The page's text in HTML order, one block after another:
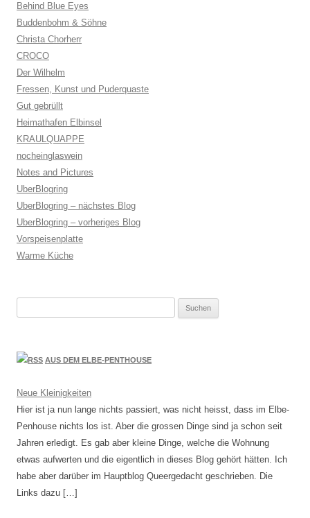
Behind Blue Eyes
Buddenbohm & Söhne
Christa Chorherr
CROCO
Der Wilhelm
Fressen, Kunst und Puderquaste
Gut gebrüllt
Heimathafen Elbinsel
KRAULQUAPPE
nocheinglaswein
Notes and Pictures
UberBlogring
UberBlogring – nächstes Blog
UberBlogring – vorheriges Blog
Vorspeisenplatte
Warme Küche
AUS DEM ELBE-PENTHOUSE
Neue Kleinigkeiten
Hier ist ja nun lange nichts passiert, was nicht heisst, dass im Elbe-
Penhouse nichts los ist. Aber die grossen Dinge sind ja schon seit
Jahren erledigt. Es gab aber kleine Dinge, welche die Wohnung
etwas aufwerten und die eigentlich in dieses Blog gehört hätten. Ich
habe aber darüber im Hauptblog Queergedacht geschrieben. Die
Links dazu […]